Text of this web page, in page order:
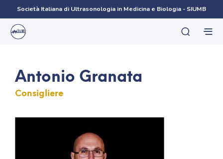
Società Italiana di Ultrasonologia in Medicina e Biologia - SIUMB
Antonio Granata
Consigliere